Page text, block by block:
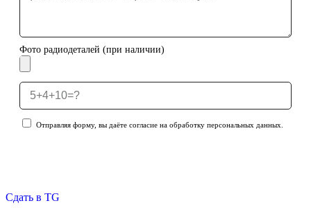
Фото радиодеталей (при наличии)
Отправляя форму, вы даёте согласие на обработку персональных данных.
Сдать в TG